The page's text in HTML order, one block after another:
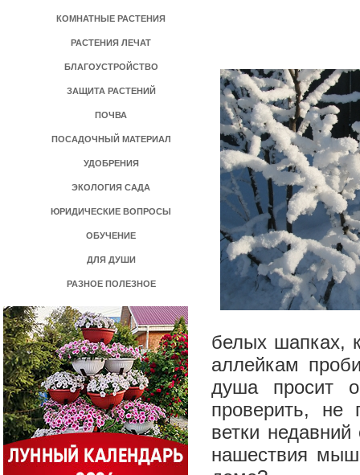
КОМНАТНЫЕ РАСТЕНИЯ
РАСТЕНИЯ ЛЕЧАТ
БЛАГОУСТРОЙСТВО
ЗАЩИТА РАСТЕНИЙ
ПОЧВА
ПОСАДОЧНЫЙ МАТЕРИАЛ
УДОБРЕНИЯ
ЭКОЛОГИЯ САДА
ЮРИДИЧЕСКИЕ ВОПРОСЫ
ОБУЧЕНИЕ
ДЛЯ ДУШИ
РАЗНОЕ ПОЛЕЗНОЕ
белых шапках,
аллейкам
душа просит
проверить, не
ветки
нашествия